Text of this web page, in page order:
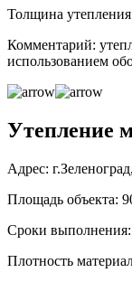
Толщина
Комментарий:
использованием
Утепление
Адрес:
Площадь объекта:
Сроки выполнения:
Плотность